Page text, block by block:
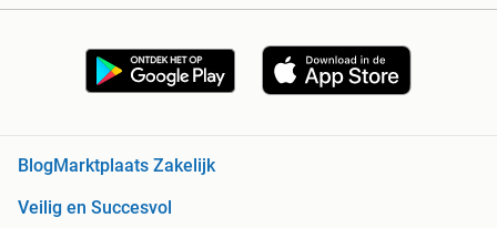
Blog Marktplaats Zakelijk
Veilig en Succesvol